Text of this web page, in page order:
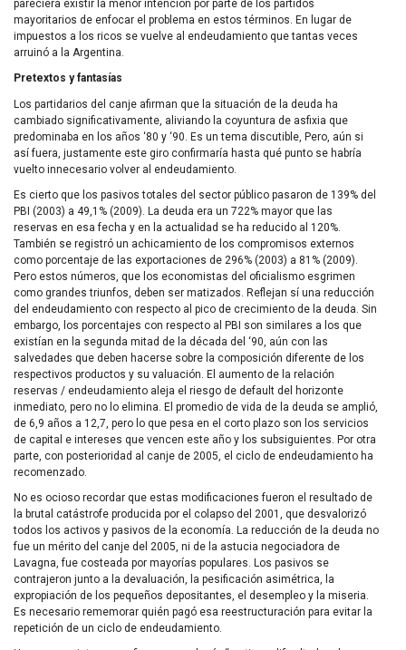
pareciera existir la menor intención por parte de los partidos
mayoritarios de enfocar el problema en estos términos. En lugar de
impuestos a los ricos se vuelve al endeudamiento que tantas veces
arruinó a la Argentina.
Pretextos y fantasías
Los partidarios del canje afirman que la situación de la deuda ha
cambiado significativamente, aliviando la coyuntura de asfixia que
predominaba en los años ‘80 y ‘90. Es un tema discutible, Pero, aún si
así fuera, justamente este giro confirmaría hasta qué punto se habría
vuelto innecesario volver al endeudamiento.
Es cierto que los pasivos totales del sector público pasaron de 139% del
PBI (2003) a 49,1% (2009). La deuda era un 722% mayor que las
reservas en esa fecha y en la actualidad se ha reducido al 120%.
También se registró un achicamiento de los compromisos externos
como porcentaje de las exportaciones de 296% (2003) a 81% (2009).
Pero estos números, que los economistas del oficialismo esgrimen
como grandes triunfos, deben ser matizados. Reflejan sí una reducción
del endeudamiento con respecto al pico de crecimiento de la deuda. Sin
embargo, los porcentajes con respecto al PBI son similares a los que
existían en la segunda mitad de la década del ‘90, aún con las
salvedades que deben hacerse sobre la composición diferente de los
respectivos productos y su valuación. El aumento de la relación
reservas / endeudamiento aleja el riesgo de default del horizonte
inmediato, pero no lo elimina. El promedio de vida de la deuda se amplió,
de 6,9 años a 12,7, pero lo que pesa en el corto plazo son los servicios
de capital e intereses que vencen este año y los subsiguientes. Por otra
parte, con posterioridad al canje de 2005, el ciclo de endeudamiento ha
recomenzado.
No es ocioso recordar que estas modificaciones fueron el resultado de
la brutal catástrofe producida por el colapso del 2001, que desvalorizó
todos los activos y pasivos de la economía. La reducción de la deuda no
fue un mérito del canje del 2005, ni de la astucia negociadora de
Lavagna, fue costeada por mayorías populares. Los pasivos se
contrajeron junto a la devaluación, la pesificación asimétrica, la
expropiación de los pequeños depositantes, el desempleo y la miseria.
Es necesario rememorar quién pagó esa reestructuración para evitar la
repetición de un ciclo de endeudamiento.